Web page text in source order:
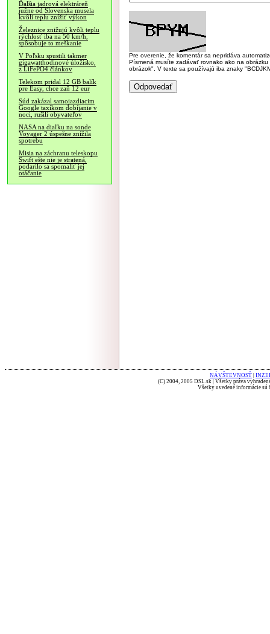
Ďalšia jadrová elektráreň
južne od Slovenska musela
kvôli teplu znížiť výkon
Železnice znižujú kvôli teplu
rýchlosť iba na 50 km/h,
spôsobuje to meškanie
V Poľsku spustili takmer
gigawatthodinové úložisko,
z LiFePO4 článkov
Telekom pridal 12 GB balík
pre Easy, chce zaň 12 eur
Súd zakázal samojazdiacim
Google taxíkom dobíjanie v
noci, rušili obyvateľov
NASA na diaľku na sonde
Voyager 2 úspešne znížila
spotrebu
Misia na záchranu teleskopu
Swift ešte nie je stratená,
podarilo sa spomaliť jej
otáčanie
Pre overenie, že komentár sa nepridáva
Písmená musíte zadávať rovnako ako na
obrázok". V texte sa používajú iba znaky
NÁVŠTEVNOSŤ
(C) 2004, 2005 DSL.sk | Všetky práva
Všetky uvedené informácie sú